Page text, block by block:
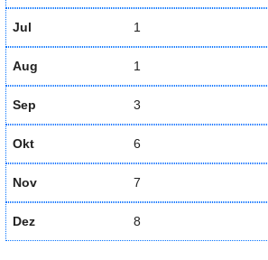
Jul 1
Aug 1
Sep 3
Okt 6
Nov 7
Dez 8